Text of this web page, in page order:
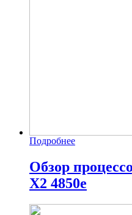
Подробнее
Обзор
X2 4850e